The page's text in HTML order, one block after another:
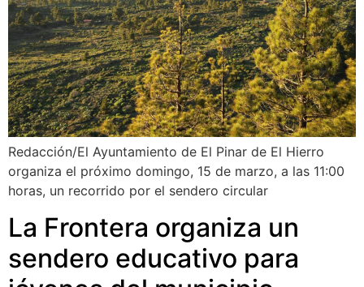
Redacción/El Ayuntamiento de El Pinar de El Hierro
organiza el próximo domingo, 15 de marzo, a las 11:00
horas, un recorrido por el sendero circular
La Frontera organiza un
sendero educativo para